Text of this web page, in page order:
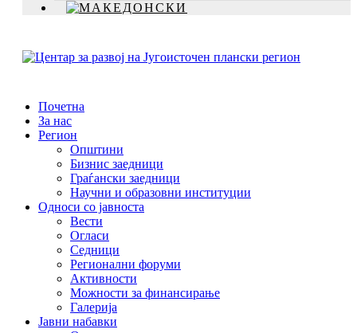
Почетна
За нас
Регион
Општини
Бизнис заедници
Граѓански заедници
Научни и образовни институции
Односи со јавноста
Вести
Огласи
Седници
Регионални форуми
Активности
Можности за финансирање
Галерија
Јавни набавки